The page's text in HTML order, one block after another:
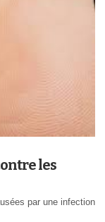
les
par une infection